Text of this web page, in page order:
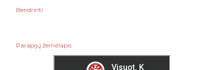
Bendrinti
Parapijų žemėlapis